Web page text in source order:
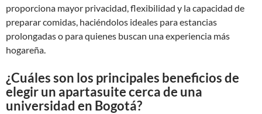
proporciona mayor privacidad, flexibilidad y la capacidad de
preparar comidas, haciéndolos ideales para estancias
prolongadas o para quienes buscan una experiencia más
hogareña.
¿Cuáles son los principales beneficios de
elegir un apartasuite cerca de una
universidad en Bogotá?